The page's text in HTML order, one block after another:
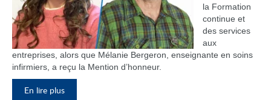
la Formation
continue et
des services
aux
entreprises, alors que Mélanie Bergeron, enseignante en soins
infirmiers, a reçu la Mention d’honneur.
En lire plus